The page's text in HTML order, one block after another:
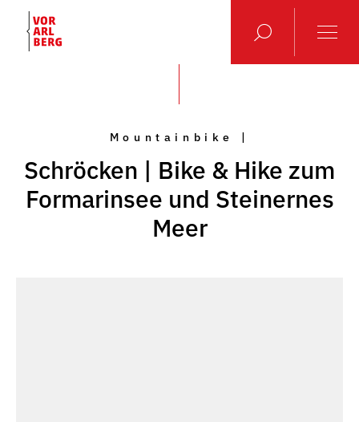
Mountainbike |
Schröcken | Bike & Hike zum
Formarinsee und Steinernes
Meer